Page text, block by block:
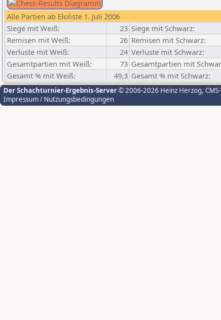
Alle Partien ab Eloliste 1. Juli 2006
Siege mit Weiß:
23 Siege mit Schwarz:
Remisen mit Weiß:
26 Remisen mit Schwarz:
Verluste mit Weiß:
24 Verluste mit Schwarz:
Gesamtpartien mit Weiß:
73 Gesamtpartien mit
Gesamt % mit Weiß:
49,3 Gesamt % mit Schwarz:
Der Schachturnier-Ergebnis-Server© 2006-2026 Heinz Herzog,
Impressum / Nutzungsbedingungen